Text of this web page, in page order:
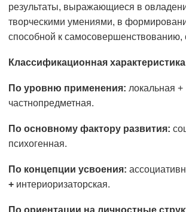
результаты, выражающиеся в
творческими умениями, в
способной к самосовершенствованию,
Классификационная характеристика
По уровню применения: локальная +
частнопредметная.
По основному фактору развития:
психогенная.
По концепции усвоения:
+ интериоризаторская.